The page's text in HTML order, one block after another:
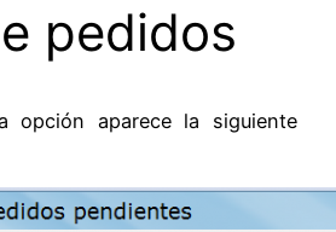
pedidos
opción aparece la siguiente